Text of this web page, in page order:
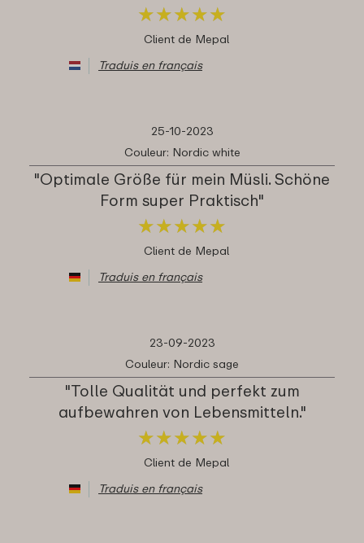
★★★★★
★★★★★
Client de Mepal
Traduis en français
25-10-2023
Couleur: Nordic white
"Optimale Größe für mein Müsli. Schöne
Form super Praktisch"
★★★★★
★★★★★
Client de Mepal
Traduis en français
23-09-2023
Couleur: Nordic sage
"Tolle Qualität und perfekt zum
aufbewahren von Lebensmitteln."
★★★★★
★★★★★
Client de Mepal
Traduis en français